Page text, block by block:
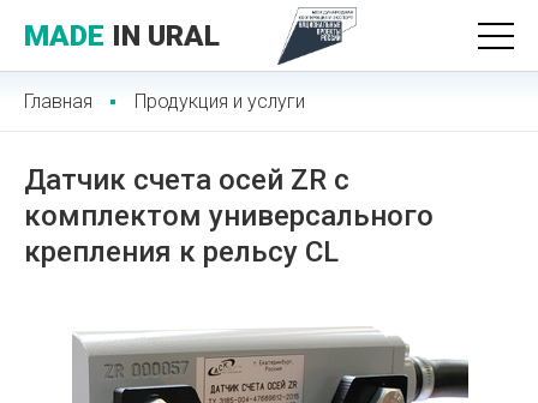
MADE IN URAL
Главная Продукция и услуги
Датчик счета осей ZR с
комплектом универсального
крепления к рельсу CL